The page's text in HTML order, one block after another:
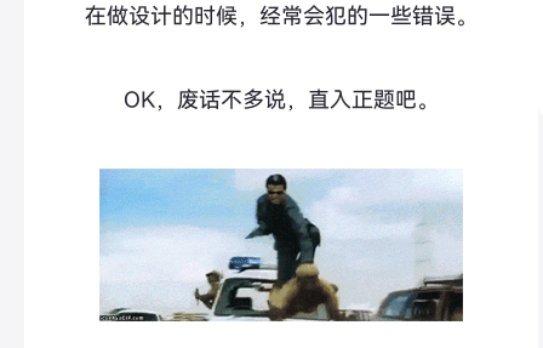
在做设计的时候，经常会犯的一些错误。
OK，废话不多说，直入正题吧。